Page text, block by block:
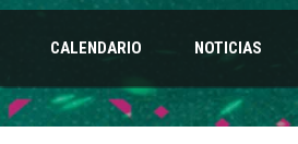
CALENDARIO NOTICIAS